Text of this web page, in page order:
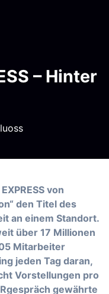
– Hinter
von
den Titel des
an einem Standort.
über 17 Millionen
Mitarbeiter
jeden Tag daran,
Vorstellungen pro
gewährte